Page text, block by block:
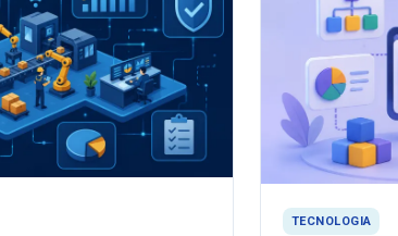
TECNOLOGIA